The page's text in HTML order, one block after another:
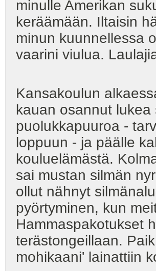
minulle Amerikan
keräämään. Iltaisin
minun kuunnellessa
vaarini viulua.
Kansakoulun
kauan osannut lukea
puolukkapuuroa -
loppuun - ja päälle
kouluelämästä.
sai mustan silmän
ollut nähnyt
pyörtyminen, kun
Hammaspakotukset
terästongeillaan.
mohikaani' lainattiin